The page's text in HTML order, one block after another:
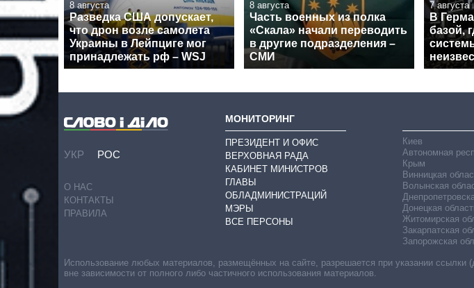
8 августа
Разведка США допускает,
что дрон возле самолета
Украины в Лейпциге мог
принадлежать рф – WSJ
8 августа
Часть военных из полка
«Скала» начали переводить
в другие подразделения –
СМИ
7 августа
В
базой,
УКР РОС
О НАС
КОНТАКТЫ
ПРАВИЛА
МОНИТОРИНГ
ПРЕЗИДЕНТ И ОФИС
ВЕРХОВНАЯ РАДА
КАБИНЕТ МИНИСТРОВ
ГЛАВЫ
ОБЛАДМИНИСТРАЦИЙ
МЭРЫ
ВСЕ ПЕРСОНЫ
Киев
Автономная
Крым
Винницкая
Волынская
Донецкая
Житомирская
Закарпатская
Запорожская
Использование любых материалов, размещённых на сайте, разрешается при указании
вне зависимости от полного либо частичного использования материалов.